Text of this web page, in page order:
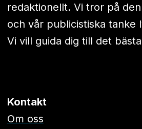
redaktionellt. Vi tror på
och vår publicistiska tanke
Vi vill guida dig till det
Kontakt
Om oss